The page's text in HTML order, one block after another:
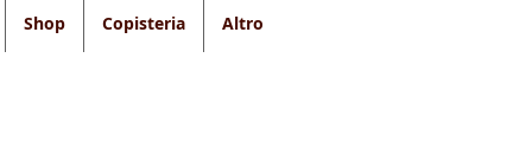
Shop Copisteria Altro